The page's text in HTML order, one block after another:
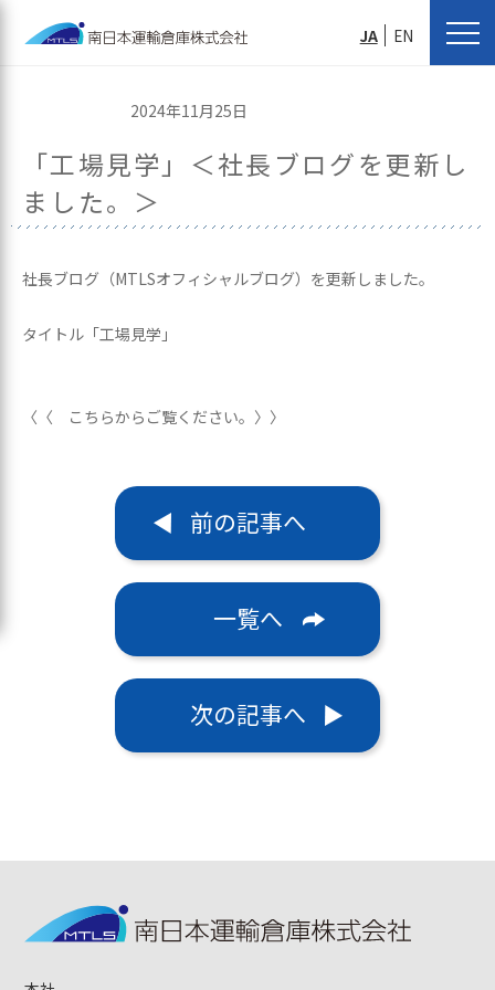
JA EN
2024年11月25日
「工場見学」＜社長ブログを更新し
ました。＞
社長ブログ（MTLSオフィシャルブログ）を更新しました。
タイトル「工場見学」
〈〈 こちらからご覧ください。〉〉
前の記事へ
一覧へ
次の記事へ